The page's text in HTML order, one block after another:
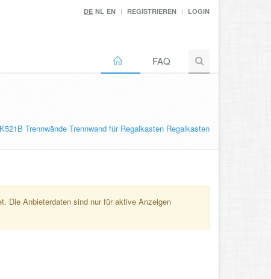
DE NL EN REGISTRIEREN LOGIN
FAQ
Trennwände Trennwand für Regalkasten Regalkasten
Die Anbieterdaten sind nur für aktive Anzeigen